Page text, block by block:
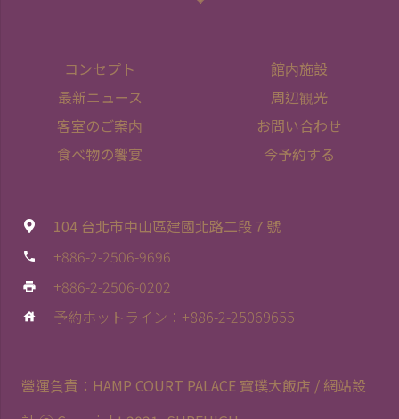
コンセプト
最新ニュース
客室のご案内
食べ物の饗宴
館内施設
周辺観光
お問い合わせ
今予約する
104 台北市中山區建國北路二段７號
phone +886-2-2506-9696
print +886-2-2506-0202
house 予約ホットライン：+886-2-25069655
營運負責：HAMP COURT PALACE 寶璞大飯店 / 網站設